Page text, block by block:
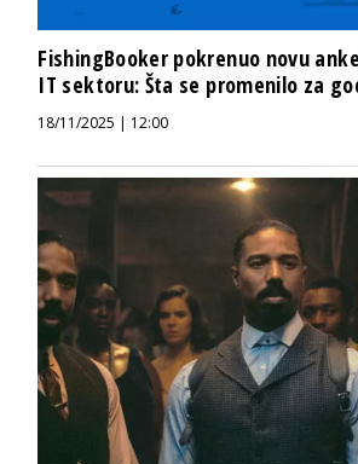
FishingBooker pokrenuo novu
IT sektoru: Šta se promenilo za
18/11/2025 | 12:00